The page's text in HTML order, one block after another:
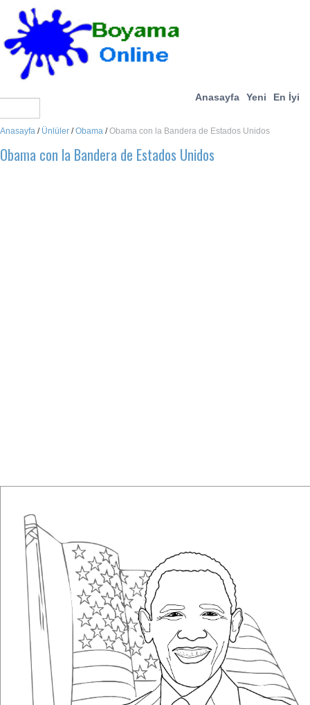
Anasayfa Yeni En İyi
Anasayfa / Ünlüler /Obama /Obama con la Bandera de Estados Unidos
Obama con la Bandera de Estados Unidos